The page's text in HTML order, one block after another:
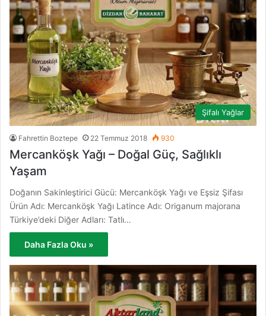
Şifalı Yağlar
Fahrettin Boztepe 22 Temmuz 2018 930
Mercanköşk Yağı – Doğal Güç, Sağlıklı
Yaşam
Doğanın Sakinleştirici Gücü: Mercanköşk Yağı ve Eşsiz Şifası
Ürün Adı: Mercanköşk Yağı Latince Adı: Origanum majorana
Türkiye’deki Diğer Adları: Tatlı…
Daha Fazla Oku »